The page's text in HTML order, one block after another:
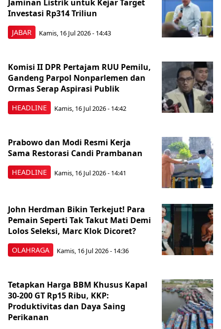
JABAR
Jaminan Listrik untuk Kejar Target
Investasi Rp314 Triliun
Kamis, 16 Jul 2026 - 14:43
HEADLINE
Komisi II DPR Pertajam RUU Pemilu,
Gandeng Parpol Nonparlemen dan
Ormas Serap Aspirasi Publik
Kamis, 16 Jul 2026 - 14:42
HEADLINE
Prabowo dan Modi Resmi Kerja
Sama Restorasi Candi Prambanan
Kamis, 16 Jul 2026 - 14:41
OLAHRAGA
John Herdman Bikin Terkejut! Para
Pemain Seperti Tak Takut Mati Demi
Lolos Seleksi, Marc Klok Dicoret?
Kamis, 16 Jul 2026 - 14:36
Tetapkan Harga BBM Khusus Kapal
30-200 GT Rp15 Ribu, KKP:
Produktivitas dan Daya Saing
Perikanan